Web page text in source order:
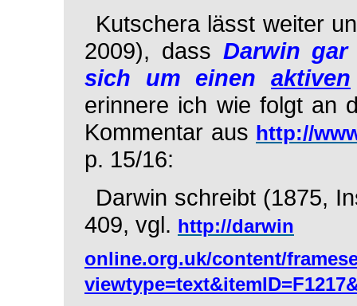
Kutschera lässt weiter
2009), dass Darwin
sich um einen aktiven
erinnere ich wie folgt an
Kommentar aus http://
p. 15/16:
Darwin schreibt (1875,
409, vgl. http://darwin
online.org.uk/content/